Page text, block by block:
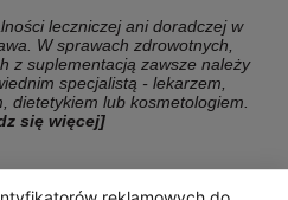
leczniczej ani doradczej w
W sprawach zdrowotnych,
z suplementacją zawsze należy
specjalistą - lekarzem,
dietetykiem lub kosmetologiem.
się więcej]